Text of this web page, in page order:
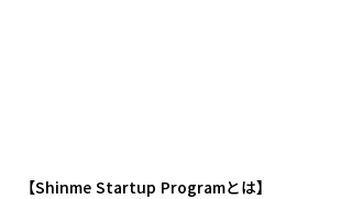
【Shinme Startup Programとは】